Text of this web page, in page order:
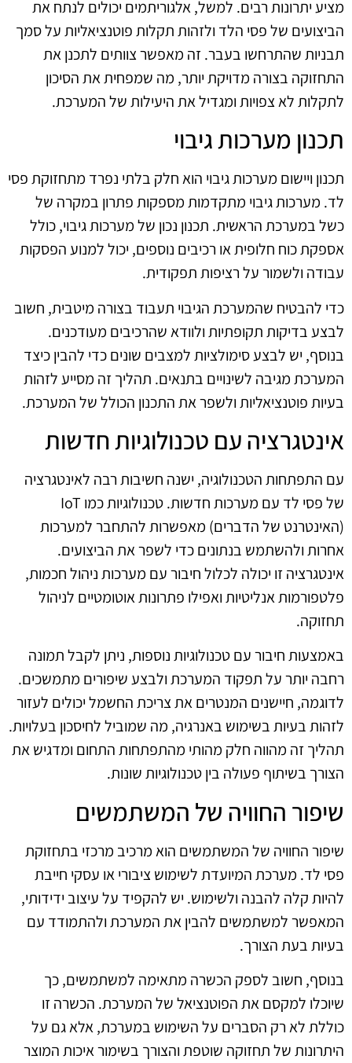
מציע יתרונות רבים. למשל, אלגוריתמים יכולים לנתח את
הביצועים של פסי הלד ולזהות תקלות פוטנציאליות על סמך
תבניות שהתרחשו בעבר. זה מאפשר צוותים לתכנן את
התחזוקה בצורה מדויקת יותר, מה שמפחית את הסיכון
לתקלות לא צפויות ומגדיל את היעילות של המערכת.
תכנון מערכות גיבוי
תכנון ויישום מערכות גיבוי הוא חלק בלתי נפרד מתחזוקת פסי
לד. מערכות גיבוי מתקדמות מספקות פתרון במקרה של
כשל במערכת הראשית. תכנון נכון של מערכות גיבוי, כולל
אספקת כוח חלופית או רכיבים נוספים, יכול למנוע הפסקות
עבודה ולשמור על רציפות תפקודית.
כדי להבטיח שהמערכת הגיבוי תעבוד בצורה מיטבית, חשוב
לבצע בדיקות תקופתיות ולוודא שהרכיבים מעודכנים.
בנוסף, יש לבצע סימולציות למצבים שונים כדי להבין כיצד
המערכת מגיבה לשינויים בתנאים. תהליך זה מסייע לזהות
בעיות פוטנציאליות ולשפר את התכנון הכולל של המערכת.
אינטגרציה עם טכנולוגיות חדשות
עם התפתחות הטכנולוגיה, ישנה חשיבות רבה לאינטגרציה
של פסי לד עם מערכות חדשות. טכנולוגיות כמו IoT
(האינטרנט של הדברים) מאפשרות להתחבר למערכות
אחרות ולהשתמש בנתונים כדי לשפר את הביצועים.
אינטגרציה זו יכולה לכלול חיבור עם מערכות ניהול חכמות,
פלטפורמות אנליטיות ואפילו פתרונות אוטומטיים לניהול
תחזוקה.
באמצעות חיבור עם טכנולוגיות נוספות, ניתן לקבל תמונה
רחבה יותר על תפקוד המערכת ולבצע שיפורים מתמשכים.
לדוגמה, חיישנים המנטרים את צריכת החשמל יכולים לעזור
לזהות בעיות בשימוש באנרגיה, מה שמוביל לחיסכון בעלויות.
תהליך זה מהווה חלק מהותי מהתפתחות התחום ומדגיש את
הצורך בשיתוף פעולה בין טכנולוגיות שונות.
שיפור החוויה של המשתמשים
שיפור החוויה של המשתמשים הוא מרכיב מרכזי בתחזוקת
פסי לד. מערכת המיועדת לשימוש ציבורי או עסקי חייבת
להיות קלה להבנה ולשימוש. יש להקפיד על עיצוב ידידותי,
המאפשר למשתמשים להבין את המערכת ולהתמודד עם
בעיות בעת הצורך.
בנוסף, חשוב לספק הכשרה מתאימה למשתמשים, כך
שיוכלו למקסם את הפוטנציאל של המערכת. הכשרה זו
כוללת לא רק הסברים על השימוש במערכת, אלא גם על
היתרונות של תחזוקה שוטפת והצורך בשימור איכות המוצר